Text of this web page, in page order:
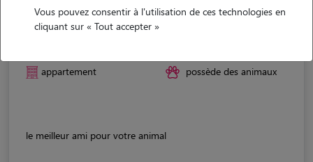
Alan
appartement possède des animaux
le meilleur ami pour votre animal
Vous pouvez consentir à l'utilisation de ces technologies en
cliquant sur « Tout accepter »